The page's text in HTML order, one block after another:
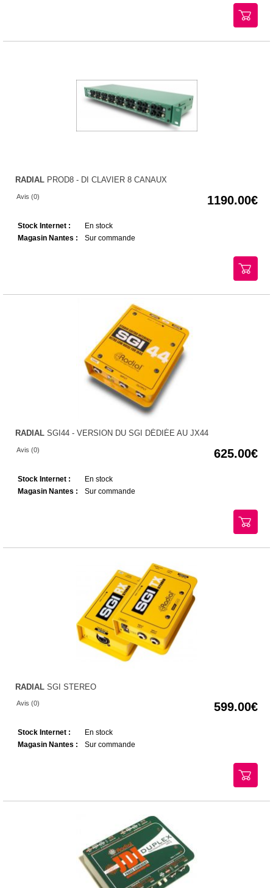
RADIAL PROD8 - DI CLAVIER 8 CANAUX
Avis (0) 1190.00
Stock Internet :
En stock
Magasin Nantes :
Sur commande
RADIAL SGI44 - VERSION DU SGI DÉDIÉE AU JX44
Avis (0) 625.00
Stock Internet :
En stock
Magasin Nantes :
Sur commande
RADIAL SGI STEREO
Avis (0) 599.00
Stock Internet :
En stock
Magasin Nantes :
Sur commande